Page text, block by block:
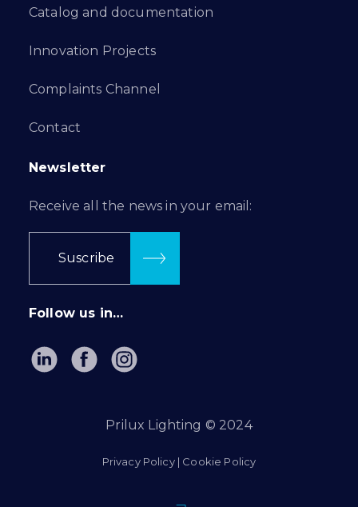
Catalog and documentation
Innovation Projects
Complaints Channel
Contact
Newsletter
Receive all the news in your email:
Suscribe
Follow us in…
Prilux Lighting © 2024
Privacy Policy| Cookie Policy